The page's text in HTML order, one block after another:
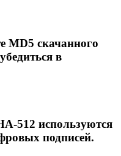
MD5 скачанного
в
512 используются
подписей.